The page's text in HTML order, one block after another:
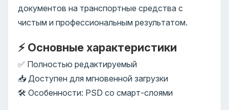
документов на транспортные средства с
чистым и профессиональным результатом.
⚡ Основные характеристики
✅ Полностью редактируемый
📥 Доступен для мгновенной загрузки
🛠️ Особенности: PSD со смарт-слоями